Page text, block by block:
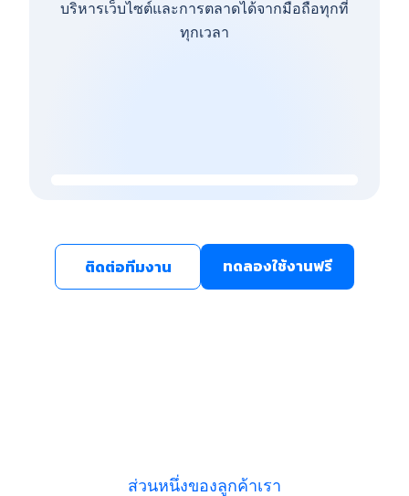
บริหารเว็บไซต์และการตลาดได้จากมือถือทุกที่
ทุกเวลา
ติดต่อทีมงาน ทดลองใช้งานฟรี
ส่วนหนึ่งของลูกค้าเรา